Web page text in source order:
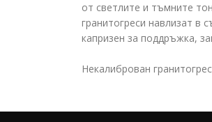
от светлите и тъмните
гранитогреси навлизат в
капризен за поддръжка,
Некалиброван